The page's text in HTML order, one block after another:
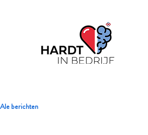
Ale berichten